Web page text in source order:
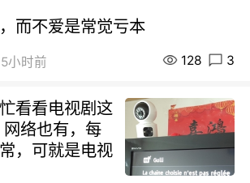
而不爱是常觉亏本
5小时前 128 3
看看电视剧这
络也有，每
，可就是电视